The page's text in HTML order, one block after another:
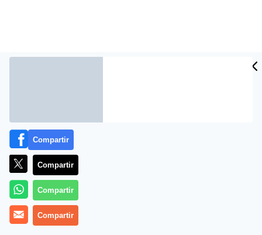
Más información
Compartir
Compartir
Compartir
Compartir